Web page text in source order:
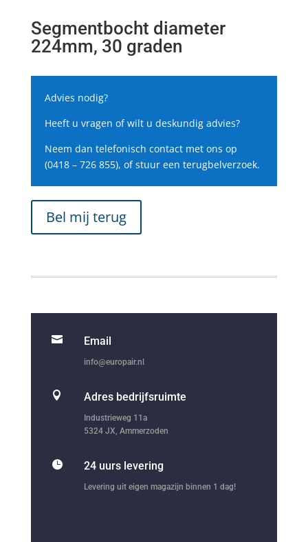
Segmentbocht diameter
224mm, 30 graden
Advies nodig?
Heeft u vragen of wilt u deskundig advies?
Neem dan telefonisch contact met ons op
(0418 – 726 855), of stuur een terugbelverzoek.
Bel mij terug
 Email
info@europair.nl
 Adres bedrijfsruimte
Industrieweg 11a
5324 JX, Ammerzoden
 24 uurs levering
Levering uit eigen magazijn binnen 1 dag!